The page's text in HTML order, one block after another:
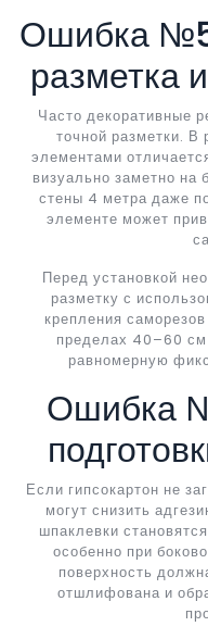
Ошибка
разметка
Часто декоративные
точной разметки. В
элементами
визуально заметно
стены 4 метра даже
элементе может
Перед установкой
разметку с
крепления
пределах 40–60 см
равномерную
Ошибка
Если гипсокартон не
могут снизить
шпаклевки
особенно при
поверхность
отшлифована и